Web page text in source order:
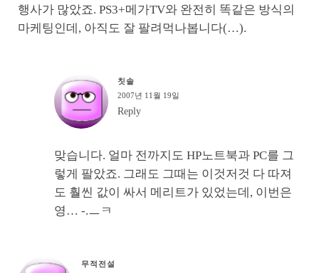
행사가 많았죠. PS3+메가TV와 완전히 똑같은 방식의
마케팅인데, 아직도 잘 팔려먹나봅니다(…).
칫솔
2007년 11월 19일
Reply
맞습니다. 얼마 전까지도 HP노트북과 PC를 그
렇게 팔았죠. 그래도 그때는 이것저것 다 따져
도 훨씬 값이 싸서 메리트가 있었는데, 이번은
영… -.ㅡㅋ
무적전설